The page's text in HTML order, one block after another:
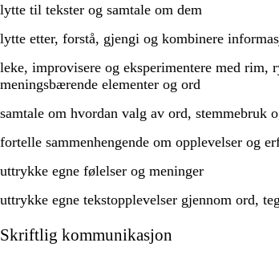
lytte til tekster og samtale om dem
lytte etter, forstå, gjengi og kombinere
leke, improvisere og eksperimentere med rim,
meningsbærende elementer og ord
samtale om hvordan valg av ord, stemmebruk
fortelle sammenhengende om opplevelser og
uttrykke egne følelser og meninger
uttrykke egne tekstopplevelser gjennom ord,
Skriftlig kommunikasjon